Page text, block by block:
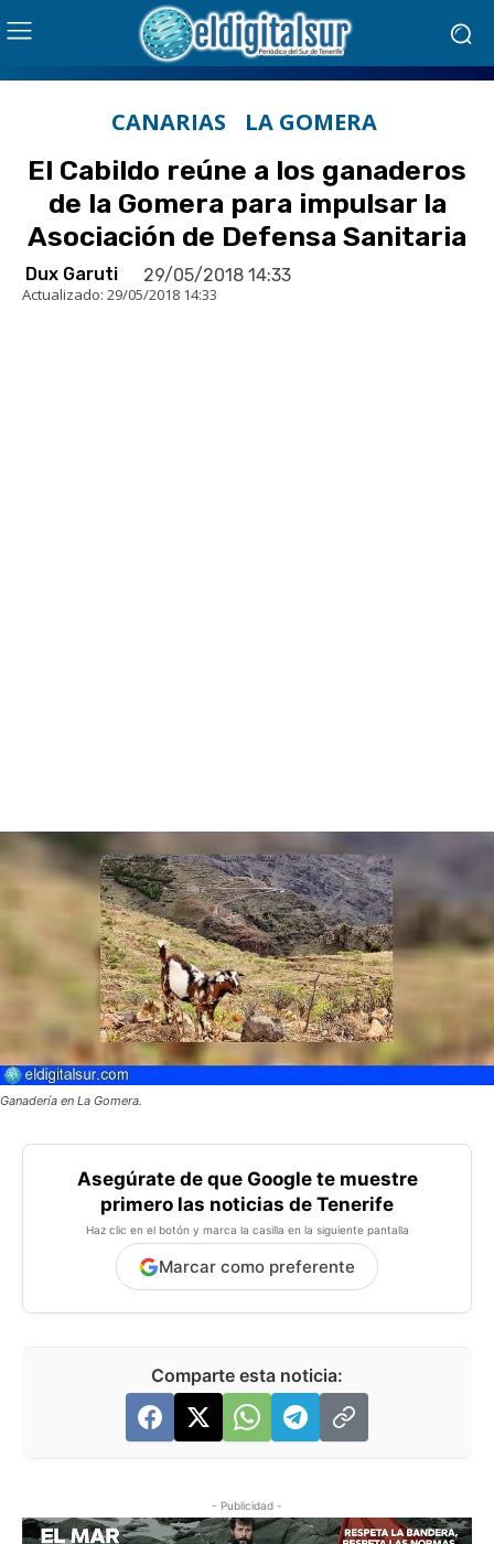
CANARIAS LA GOMERA
El Cabildo reúne a los ganaderos
de la Gomera para impulsar la
Asociación de Defensa Sanitaria
Dux Garuti 29/05/2018 14:33
Actualizado: 29/05/2018 14:33
Ganadería en La Gomera.
Asegúrate de que Google te muestre
primero las noticias de Tenerife
Haz clic en el botón y marca la casilla en la siguiente pantalla
Marcar como preferente
Comparte esta noticia:
- Publicidad -